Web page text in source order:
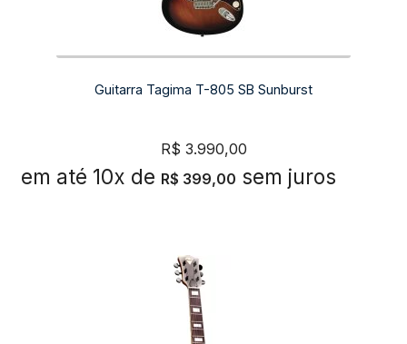
Guitarra Tagima T-805 SB Sunburst
R$ 3.990,00
em até 10x de R$ 399,00 sem juros